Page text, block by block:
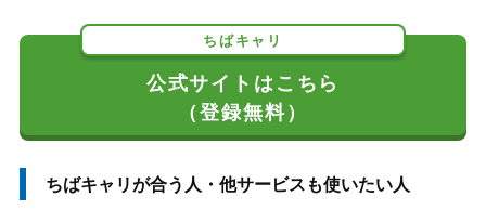
ちばキャリ
公式サイトはこちら
（登録無料）
ちばキャリが合う人・他サービスも使いたい人